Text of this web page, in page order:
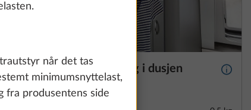
Mer informasjonKleskapsstang i dusjen Mer
når det tas
minimumsnyttelast,
fra produsentens side